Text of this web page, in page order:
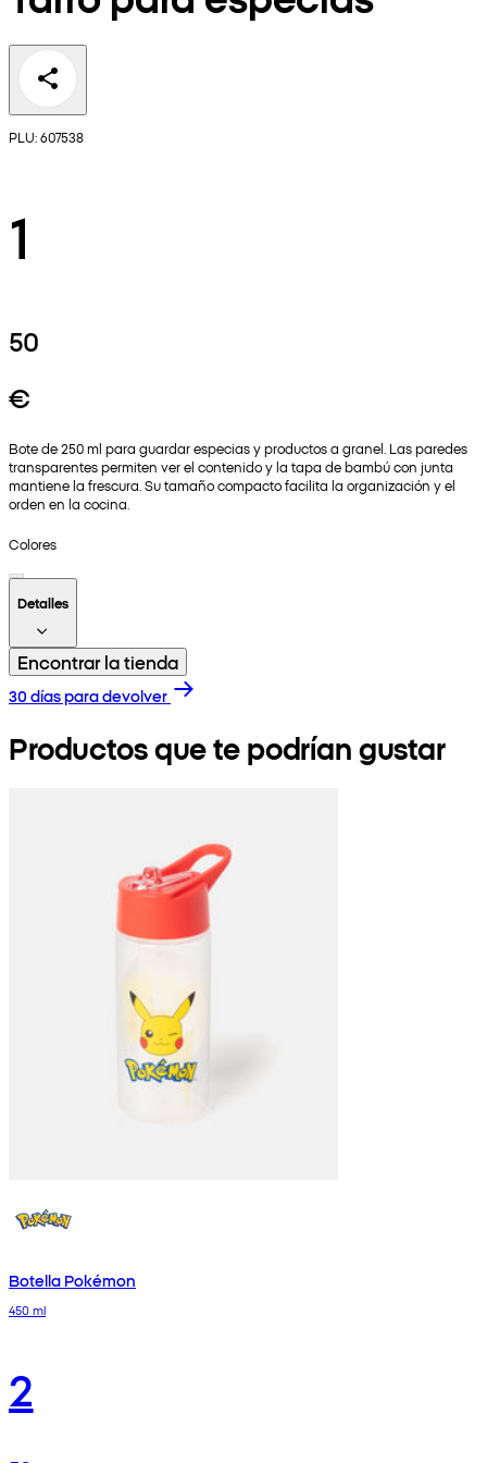
PLU: 607538
1
50
€
Bote de 250 ml para guardar especias y productos a granel. Las paredes
transparentes permiten ver el contenido y la tapa de bambú con junta
mantiene la frescura. Su tamaño compacto facilita la organización y el
orden en la cocina.
Colores
Detalles
Encontrar la tienda
30 días para devolver
Productos que te podrían gustar
Botella Pokémon
450 ml
2